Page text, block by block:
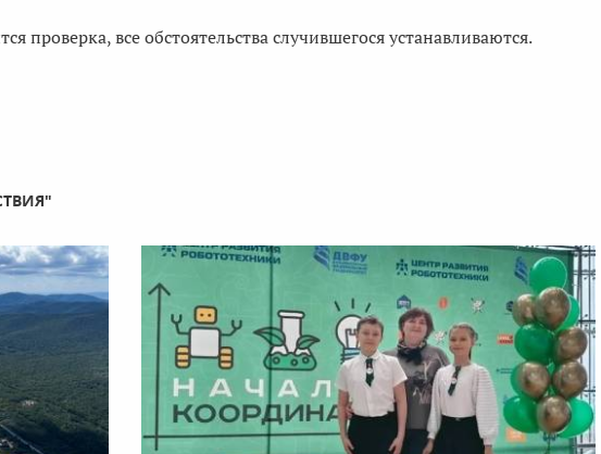
проверка, все обстоятельства случившегося устанавливаются.